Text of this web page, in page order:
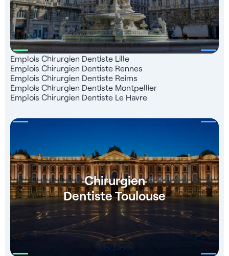
Emplois Chirurgien Dentiste Lille
Emplois Chirurgien Dentiste Rennes
Emplois Chirurgien Dentiste Reims
Emplois Chirurgien Dentiste Montpellier
Emplois Chirurgien Dentiste Le Havre
Chirurgien
Dentiste Toulouse